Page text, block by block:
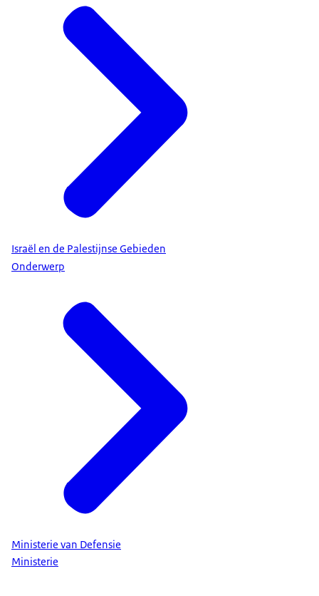
Israël en de Palestijnse Gebieden
Onderwerp
Ministerie van Defensie
Ministerie